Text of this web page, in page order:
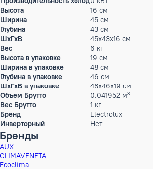
Под заказ
Описание
Соединительный комплект (обвязка)
Устанавливается на соединительном
Характеристики
Производительность холод0 кВт
Высота
16 см
Ширина
45 см
Глубина
43 см
ШxГxВ
45x43x16 см
Вес
6 кг
Высота в упаковке
19 см
Ширина в упаковке
Глубина в упаковке
ШxГxВ в упаковке
Объем Брутто